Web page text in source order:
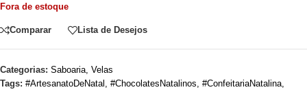
Fora de estoque
Comparar Lista de Desejos
Categorias: Saboaria Velas
Tags: #ArtesanatoDeNatal #ChocolatesNatalinos #ConfeitariaNatalina